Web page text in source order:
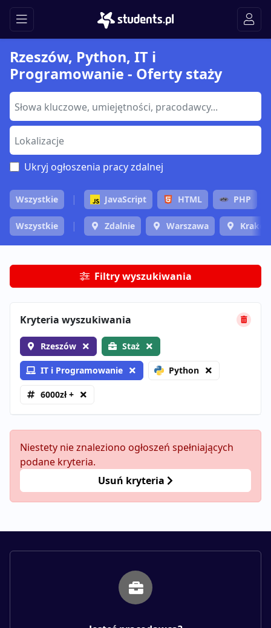
Rzeszów, Python, IT i
Programowanie - Oferty staży
Ukryj ogłoszenia pracy zdalnej
Wszystkie JavaScript HTML PHP
Wszystkie Zdalnie Warszawa
Filtry wyszukiwania
Kryteria wyszukiwania
Rzeszów Staż
IT i Programowanie Python
6000zł +
Niestety nie znaleziono ogłoszeń spełniających
podane kryteria.
Usuń kryteria